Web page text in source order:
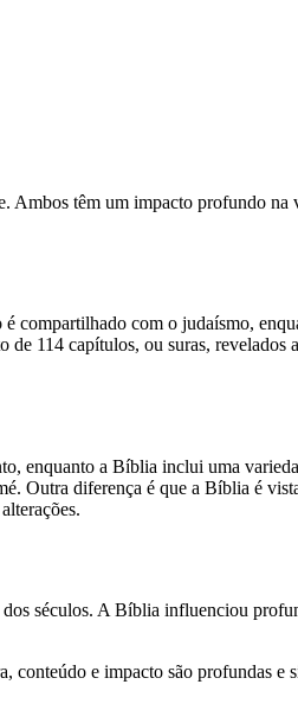
Ambos têm um impacto profundo na
compartilhado com o judaísmo,
114 capítulos, ou suras, revelados
enquanto a Bíblia inclui uma
Outra diferença é que a Bíblia é
séculos. A Bíblia influenciou
conteúdo e impacto são profundas e